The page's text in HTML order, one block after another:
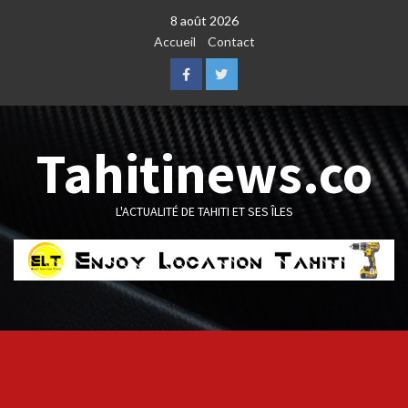
8 août 2026
Accueil
Contact
FacebookTwitter
Tahitinews.co
L'ACTUALITÉ DE TAHITI ET SES ÎLES